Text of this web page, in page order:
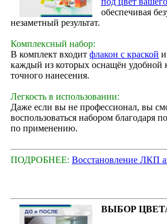
обеспечивая
незаметный результат.
Комплексный набор:
В комплект входит флакон с краской и
каждый из которых оснащён удобной
точного нанесения.
Легкость в использовании:
Даже если вы не профессионал, вы
воспользоваться набором благодаря
по применению.
ПОДРОБНЕЕ: Восстановление ЛКП
ВЫБОР